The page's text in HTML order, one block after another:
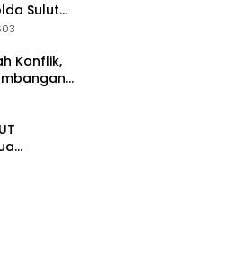
Sulut
Konflik,